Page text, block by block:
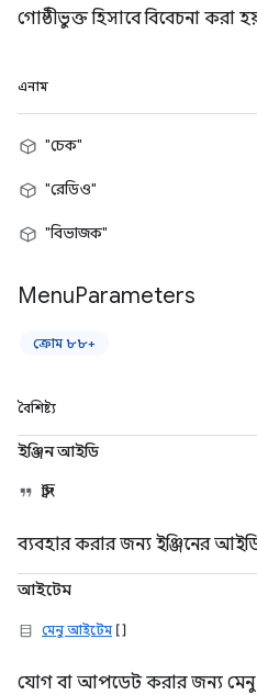
গোষ্ঠীভুক্ত হিসাবে বিবেচনা করা
এনাম
"চেক"
"রেডিও"
"বিভাজক"
MenuParameters
ক্রোম ৮৮+
বৈশিষ্ট্য
ইঞ্জিন আইডি
স্ট্রিং
ব্যবহার করার জন্য ইঞ্জিনের
আইটেম
মেনু আইটেম[]
যোগ বা আপডেট করার জন্য মেনু